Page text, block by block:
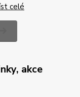
celé
akce